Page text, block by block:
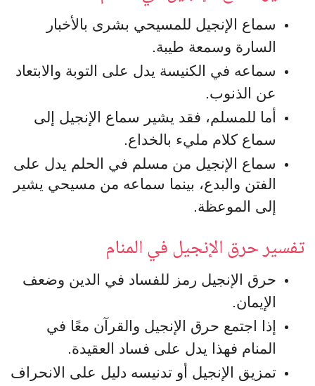
سماع الإنجيل للمسيحي بشرى بالأخبار
السارة وسمعة طيبة.
سماعه في الكنيسة يدل على التوبة والابتعاد
عن الذنوب.
أما للمسلم، فقد يشير سماع الإنجيل إلى
سماع كلام مليء بالخداع.
سماع الإنجيل من مسلم في الحلم يدل على
الفتن والبدع، بينما سماعه من مسيحي يشير
إلى الموعظة.
تفسير حرق الإنجيل في المنام
حرق الإنجيل رمز للفساد في الدين وضعف
الإيمان.
إذا اجتمع حرق الإنجيل والقرآن معًا في
المنام فهذا يدل على فساد العقيدة.
تمزيق الإنجيل أو تدنيسه دليل على الانحراف